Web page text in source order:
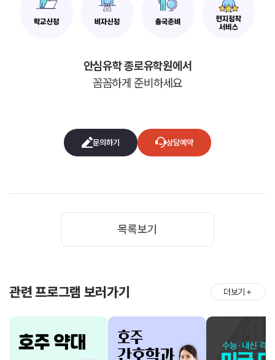
안심유학 종로유학원에서
꼼꼼하게 준비하세요
문의하기 상담예약
목록보기
관련 프로그램 보러가기 더보기 ＋